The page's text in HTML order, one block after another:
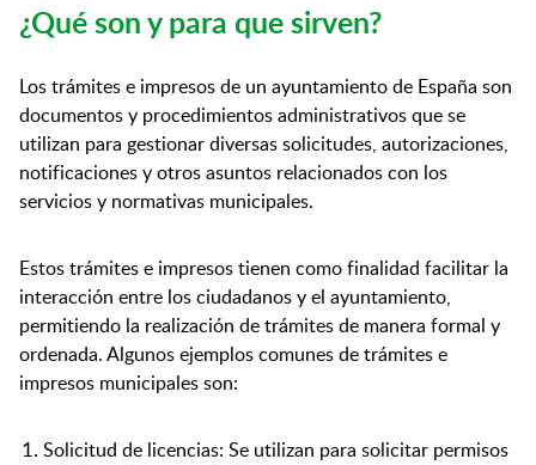
¿Qué son y para que sirven?
Los trámites e impresos de un ayuntamiento de España son
documentos y procedimientos administrativos que se
utilizan para gestionar diversas solicitudes, autorizaciones,
notificaciones y otros asuntos relacionados con los
servicios y normativas municipales.
Estos trámites e impresos tienen como finalidad facilitar la
interacción entre los ciudadanos y el ayuntamiento,
permitiendo la realización de trámites de manera formal y
ordenada. Algunos ejemplos comunes de trámites e
impresos municipales son:
Solicitud de licencias: Se utilizan para solicitar permisos